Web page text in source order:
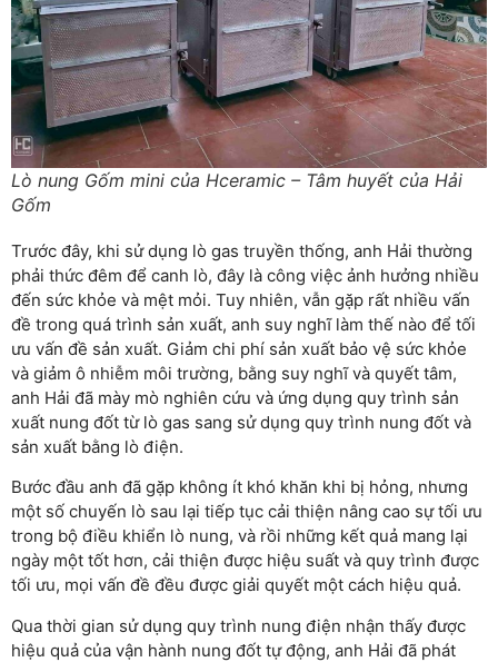
Lò nung Gốm mini của Hceramic – Tâm huyết của Hải
Gốm
Trước đây, khi sử dụng lò gas truyền thống, anh Hải thường
phải thức đêm để canh lò, đây là công việc ảnh hưởng nhiều
đến sức khỏe và mệt mỏi. Tuy nhiên, vẫn gặp rất nhiều vấn
đề trong quá trình sản xuất, anh suy nghĩ làm thế nào để tối
ưu vấn đề sản xuất. Giảm chi phí sản xuất bảo vệ sức khỏe
và giảm ô nhiễm môi trường, bằng suy nghĩ và quyết tâm,
anh Hải đã mày mò nghiên cứu và ứng dụng quy trình sản
xuất nung đốt từ lò gas sang sử dụng quy trình nung đốt và
sản xuất bằng lò điện.
Bước đầu anh đã gặp không ít khó khăn khi bị hỏng, nhưng
một số chuyến lò sau lại tiếp tục cải thiện nâng cao sự tối ưu
trong bộ điều khiển lò nung, và rồi những kết quả mang lại
ngày một tốt hơn, cải thiện được hiệu suất và quy trình được
tối ưu, mọi vấn đề đều được giải quyết một cách hiệu quả.
Qua thời gian sử dụng quy trình nung điện nhận thấy được
hiệu quả của vận hành nung đốt tự động, anh Hải đã phát